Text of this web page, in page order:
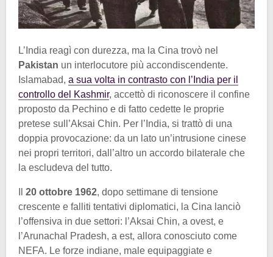
L’India reagì con durezza, ma la Cina trovò nel
Pakistan un interlocutore più accondiscendente.
Islamabad, a sua volta in contrasto con l’India per il
controllo del Kashmir, accettò di riconoscere il confine
proposto da Pechino e di fatto cedette le proprie
pretese sull’Aksai Chin. Per l’India, si trattò di una
doppia provocazione: da un lato un’intrusione cinese
nei propri territori, dall’altro un accordo bilaterale che
la escludeva del tutto.
20 ottobre 1962, dopo settimane di tensione
crescente e falliti tentativi diplomatici, la Cina lanciò
l’offensiva in due settori: l’Aksai Chin, a ovest, e
l’Arunachal Pradesh, a est, allora conosciuto come
NEFA. Le forze indiane, male equipaggiate e